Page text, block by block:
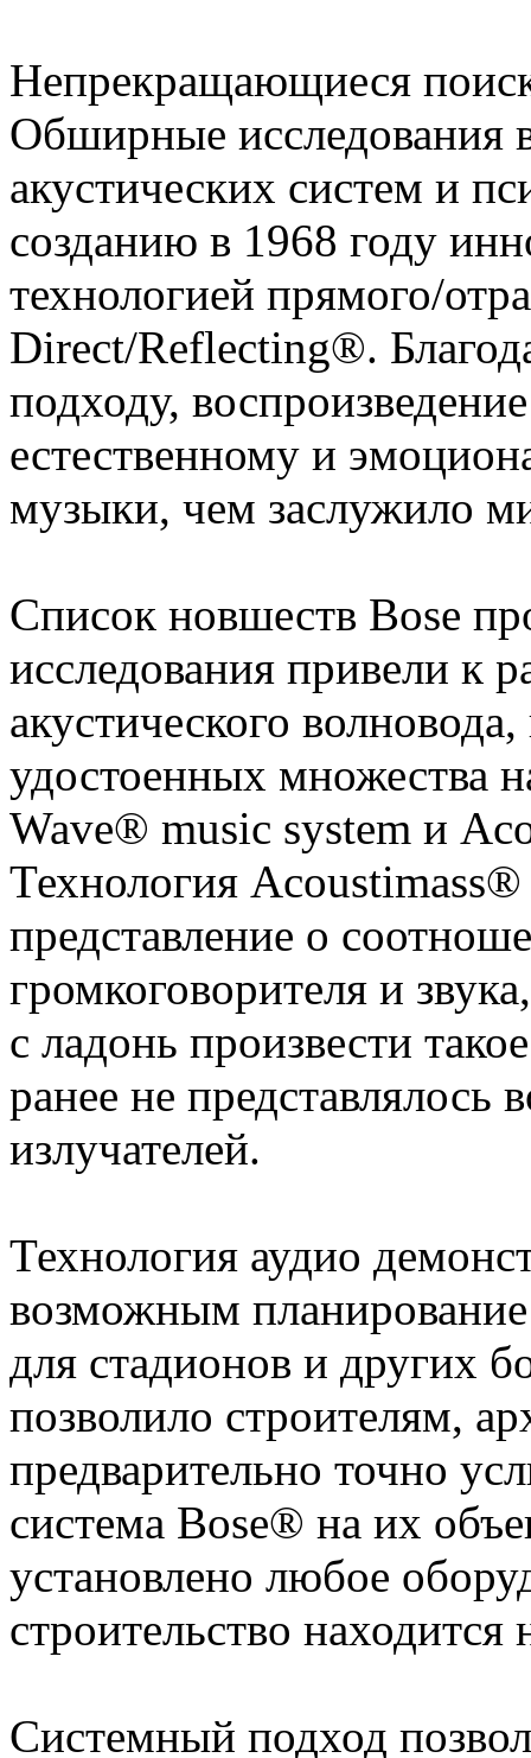
Непрекращающиеся
Обширные исследования
акустических систем и
созданию в 1968 году
технологией прямого/
Direct/Reflecting®.
подходу,
естественному и
музыки, чем заслужило
Список новшеств Bose
исследования привели к
акустического
удостоенных множества
Wave® music system и
Технология
представление о
громкоговорителя и
с ладонь произвести
ранее не
излучателей.
Технология аудио
возможным планирование
для стадионов и других
позволило строителям,
предварительно точно
система Bose® на их
установлено любое
строительство
Системный подход